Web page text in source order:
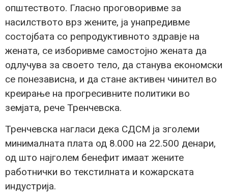
општеството. Гласно проговоривме за
насилството врз жените, ја унапредивме
состојбата со репродуктивното здравје на
жената, се изборивме самостојно жената да
одлучува за своето тело, да станува економски
се понезависна, и да стане активен чинител во
креирање на прогресивните политики во
земјата, рече Тренчевска.
Тренчевска нагласи дека СДСМ ја зголеми
минималната плата од 8.000 на 22.500 денари,
од што најголем бенефит имаат жените
работнички во текстилната и кожарската
индустрија.